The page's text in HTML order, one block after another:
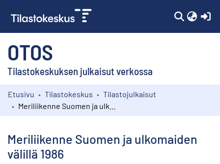
OTOS
Tilastokeskuksen julkaisut verkossa
Kokoelmat
Etusivu Tilastokeskus
Tilastojulkaisut
Meriliikenne Suomen ja ulkomaiden
välillä 1986